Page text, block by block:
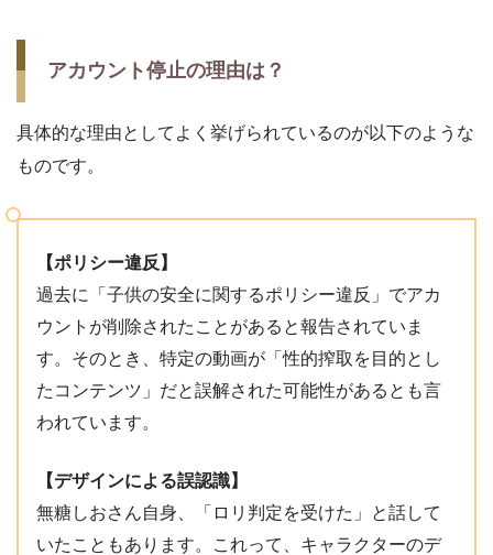
アカウント停止の理由は？
具体的な理由としてよく挙げられているのが以下のような
ものです。
【ポリシー違反】
過去に「子供の安全に関するポリシー違反」でアカ
ウントが削除されたことがあると報告されていま
す。そのとき、特定の動画が「性的搾取を目的とし
たコンテンツ」だと誤解された可能性があるとも言
われています。
【デザインによる誤認識】
無糖しおさん自身、「ロリ判定を受けた」と話して
いたこともあります。これって、キャラクターのデ